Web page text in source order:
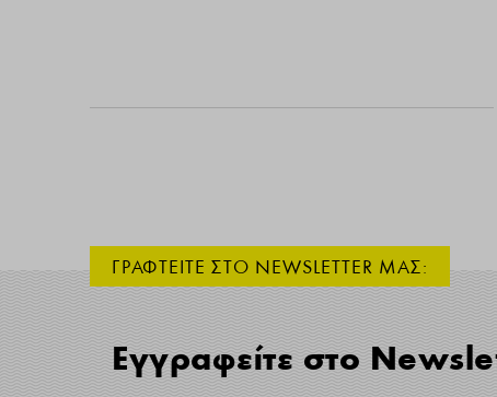
ΓΡΑΦΤΕΙΤΕ ΣΤΟ NEWSLETTER ΜΑΣ:
Εγγραφείτε στο